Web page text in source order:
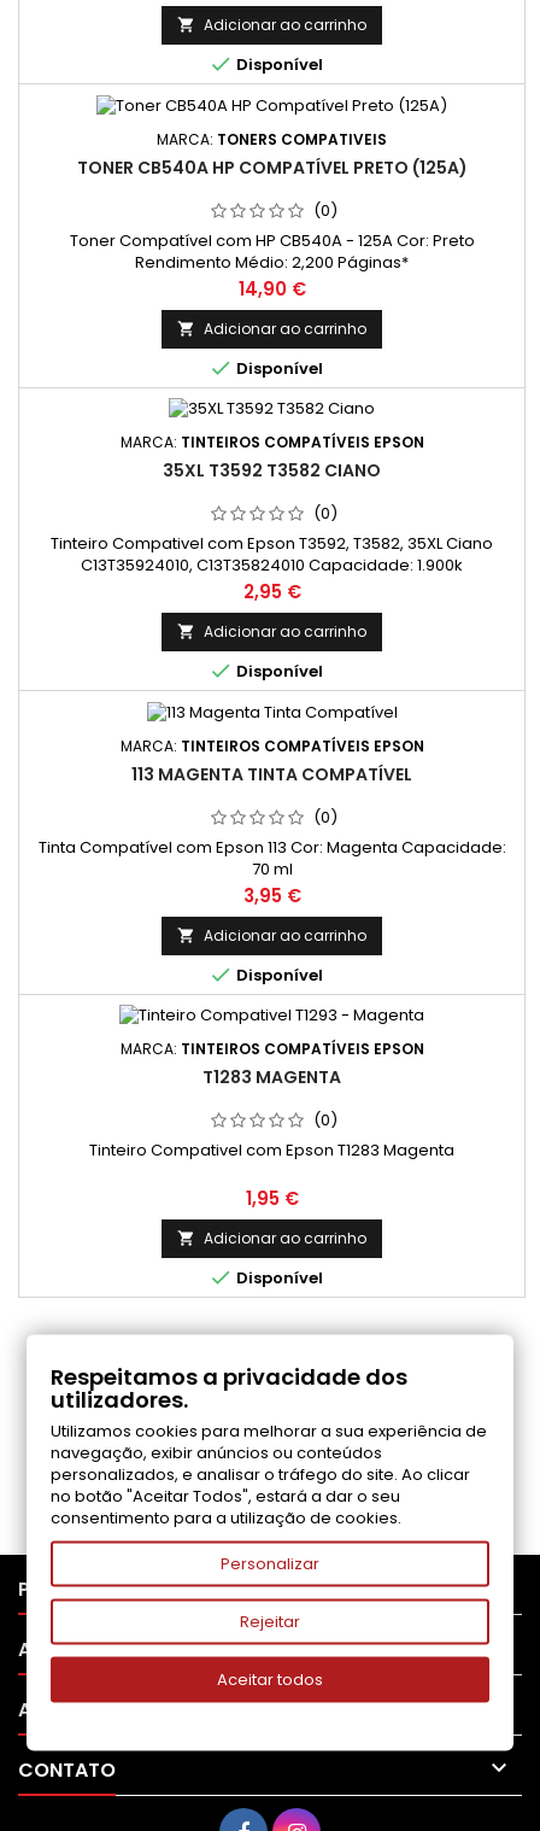
 Adicionar ao carrinho
 Disponível
MARCA: TONERS COMPATIVEIS
TONER CB540A HP COMPATÍVEL PRETO (125A)
(0)
Toner Compatível com HP CB540A - 125A Cor: Preto
Rendimento Médio: 2,200 Páginas*
Preço
14,90 €
 Adicionar ao carrinho
 Disponível
MARCA: TINTEIROS COMPATÍVEIS EPSON
35XL T3592 T3582 CIANO
(0)
Tinteiro Compativel com Epson T3592, T3582, 35XL Ciano
C13T35924010, C13T35824010 Capacidade: 1.900k
Preço
2,95 €
 Adicionar ao carrinho
 Disponível
MARCA: TINTEIROS COMPATÍVEIS EPSON
113 MAGENTA TINTA COMPATÍVEL
(0)
Tinta Compatível com Epson 113 Cor: Magenta Capacidade:
70 ml
Preço
3,95 €
 Adicionar ao carrinho
 Disponível
MARCA: TINTEIROS COMPATÍVEIS EPSON
T1283 MAGENTA
(0)
Tinteiro Compativel com Epson T1283 Magenta
Preço
1,95 €
 Adicionar ao carrinho
 Disponível
COMENTÁRIOS (0)
Seja o primeiro a fazer uma avaliação
PRODUTOS 
APOIO AO CLIENTE 
A SUA CONTA 
CONTATO 
Respeitamos a privacidade dos
utilizadores.
Utilizamos cookies para melhorar a sua experiência de
navegação, exibir anúncios ou conteúdos
personalizados, e analisar o tráfego do site. Ao clicar
no botão "Aceitar Todos", estará a dar o seu
consentimento para a utilização de cookies.
Personalizar
Rejeitar
Aceitar todos